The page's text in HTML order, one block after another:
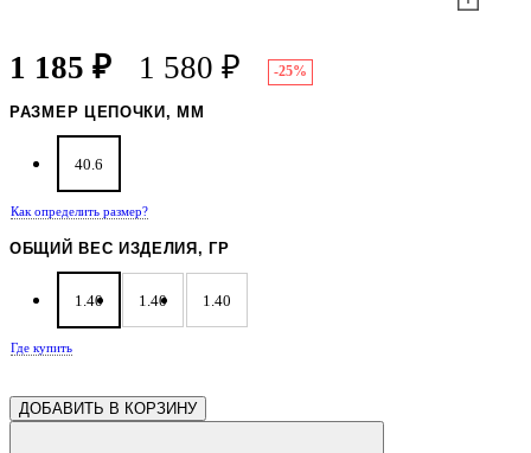
1 185 ₽ 1 580 ₽ -25%
РАЗМЕР ЦЕПОЧКИ, ММ
40.6
Как определить размер?
ОБЩИЙ ВЕС ИЗДЕЛИЯ, ГР
1.40 1.40 1.40
Где купить
ДОБАВИТЬ В КОРЗИНУ